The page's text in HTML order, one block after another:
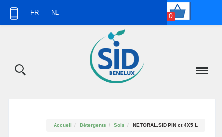
FR NL 0
Accueil Détergents Sols NETORAL.SID PIN ct 4X5 L